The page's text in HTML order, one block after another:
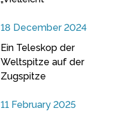
18 December 2024
Ein Teleskop der
Weltspitze auf der
Zugspitze
11 February 2025